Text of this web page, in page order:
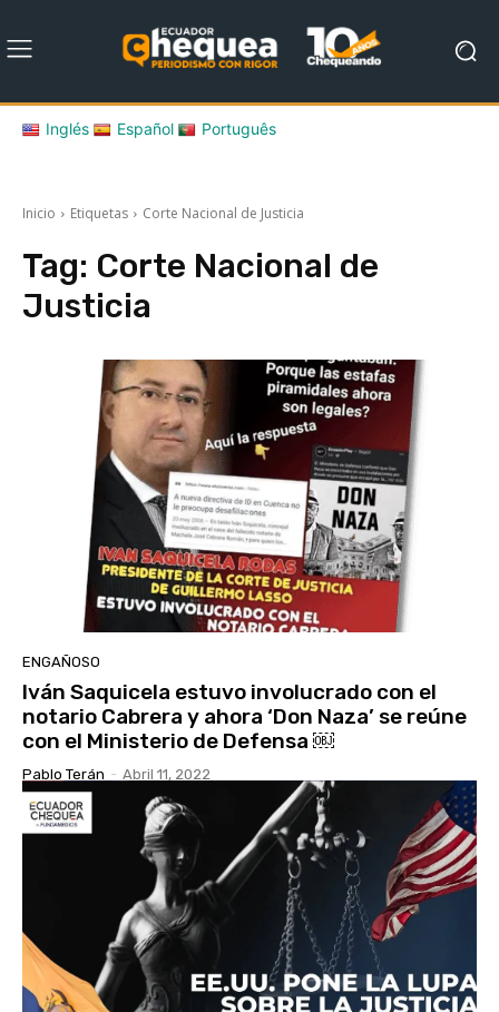
Inglés Español Português
Inicio Etiquetas Corte Nacional de Justicia
Tag: Corte Nacional de
Justicia
ENGAÑOSO
Iván Saquicela estuvo involucrado con el
notario Cabrera y ahora ‘Don Naza’ se reúne
con el Ministerio de Defensa ￼
Pablo Terán - Abril 11, 2022